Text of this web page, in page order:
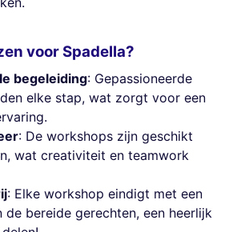
voor Spadella?
begeleiding: Gepassioneerde
elke stap, wat zorgt voor een
: De workshops zijn geschikt
wat creativiteit en teamwork
: Elke workshop eindigt met een
de bereide gerechten, een heerlijk